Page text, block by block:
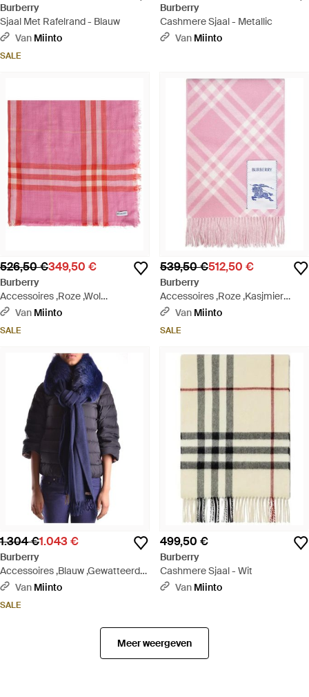
Burberry
Sjaal Met Rafelrand - Blauw
Van Miinto
SALE
Burberry
Cashmere Sjaal - Metallic
Van Miinto
526,50 €349,50 €
Burberry
Accessoires ,Roze ,Wol
Omkeerbare Sjaal Van Wol En
Van Miinto
SALE
539,50 €512,50 €
Burberry
Accessoires ,Roze ,Kasjmier
Check Cashmere Sjaal - Roze
Van Miinto
SALE
1.304 €1.043 €
Burberry
Accessoires ,Blauw ,Gewatteerde
Puffer Sjaal Met Capuchon -
Van Miinto
SALE
499,50 €
Burberry
Cashmere Sjaal - Wit
Van Miinto
Meer weergeven